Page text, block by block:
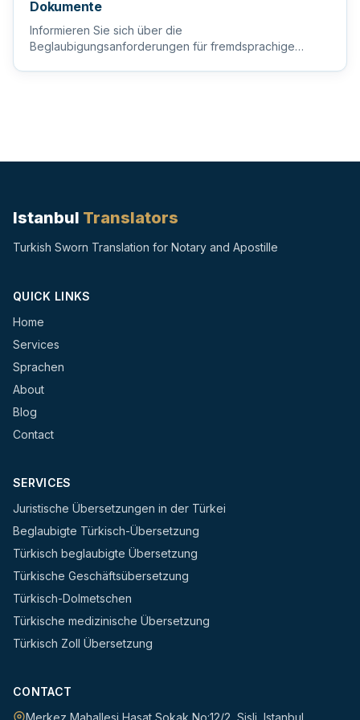
Dokumente
Informieren Sie sich über die
Beglaubigungsanforderungen für fremdsprachige
Istanbul Translators
Turkish Sworn Translation for Notary and Apostille
QUICK LINKS
Home
Services
Sprachen
About
Blog
Contact
SERVICES
Juristische Übersetzungen in der Türkei
Beglaubigte Türkisch-Übersetzung
Türkisch beglaubigte Übersetzung
Türkische Geschäftsübersetzung
Türkisch-Dolmetschen
Türkische medizinische Übersetzung
Türkisch Zoll Übersetzung
CONTACT
Merkez Mahallesi Hasat Sokak No:12/2 Sisli Istanbul